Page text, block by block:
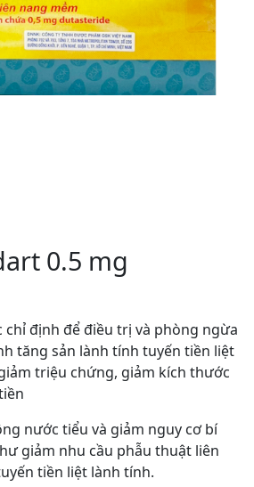
0.5 mg
chỉ định để điều trị và phòng ngừa
tăng sản lành tính tuyến tiền liệt
triệu chứng, giảm kích thước
nước tiểu và giảm nguy cơ bí
giảm nhu cầu phẫu thuật liên
tiền liệt lành tính.